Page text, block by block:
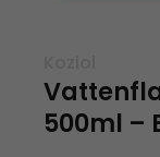
500ml –